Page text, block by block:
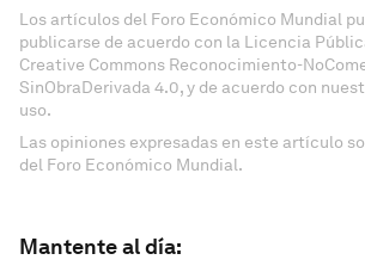
Los artículos del Foro Económico Mundial
publicarse de acuerdo con la Licencia
Creative Commons Reconocimiento-
SinObraDerivada 4.0, y de acuerdo con
uso.
Las opiniones expresadas en este artículo
del Foro Económico Mundial.
Mantente al día: